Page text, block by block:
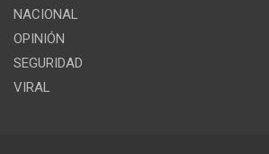
NACIONAL
OPINIÓN
SEGURIDAD
VIRAL